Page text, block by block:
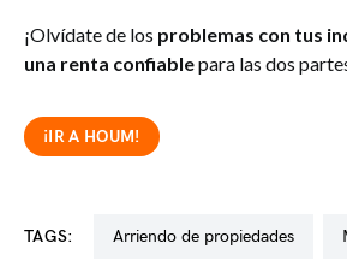
¡Olvídate de los problemas con tus
una renta confiablepara las dos
¡IR A HOUM!
TAGS: arriendo de propiedades